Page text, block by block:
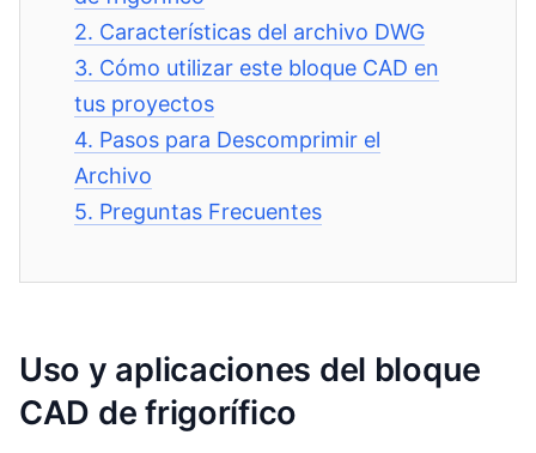
2. Características del archivo DWG
3. Cómo utilizar este bloque CAD en
tus proyectos
4. Pasos para Descomprimir el
Archivo
5. Preguntas Frecuentes
Uso y aplicaciones del bloque
CAD de frigorífico